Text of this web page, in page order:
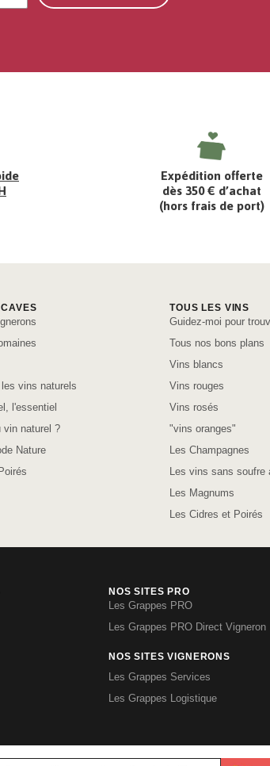
Expédition offerte
dès 350 € d’achat
(hors frais de port)
les vins naturels
l'essentiel
vin naturel ?
Nature
TOUS LES VINS
Guidez-moi pour
Tous nos bons plans
Vins blancs
Vins rouges
Vins rosés
"vins oranges"
Les Champagnes
Les vins sans soufre
Les Magnums
Les Cidres et Poirés
NOS SITES PRO
Les Grappes PRO
Les Grappes PRO Direct Vigneron
NOS SITES VIGNERONS
Les Grappes Services
Les Grappes Logistique